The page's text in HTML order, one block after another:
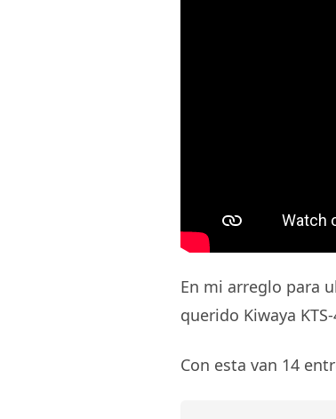
En mi arreglo para
querido Kiwaya
Con esta van 14